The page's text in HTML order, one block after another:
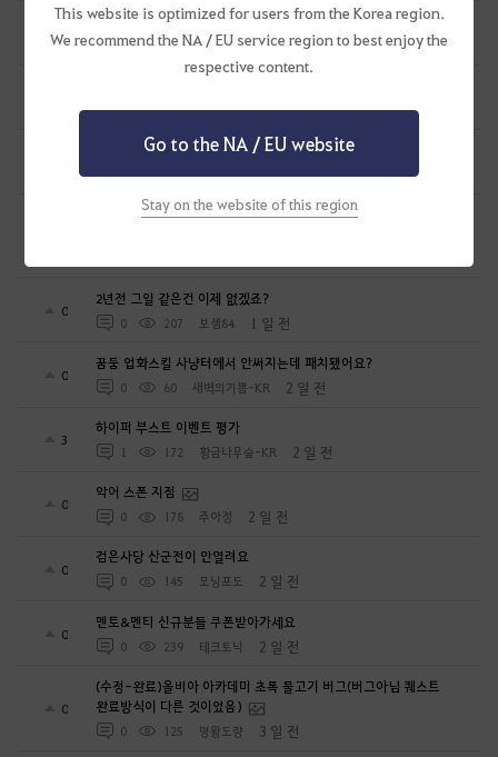
This website is optimized for users from the Korea region.
We recommend the NA / EU service region to best enjoy the
respective content.
Go to the NA / EU website
Stay on the website of this region
0
[항해일퀘]매일밤 10시10분 꿈속에서호로 같이가요
0 72 미리내ES 1 일 전
0 131 천지의재림무량진경 1 일 전
공333에서 스펙업 질문 있습니다
2 85 주황악어 1 일 전
복귀 유저 이며 지금 물물교환 어려움 있습니다..~_~.;;;일괄 넣는게
0
2년전 그일 같은건 이제 없겠죠?
0 207 보셈84 1 일 전
0
꿈둠 업화스킬 사냥터에서 안써지는데 패치됐어요?
0 60 새벽의기쁨-KR 2 일 전
3
하이퍼 부스트 이벤트 평가
1 172 황금나무숲-KR 2 일 전
0
악어 스폰 지점
0 178 주아정 2 일 전
0
검은사당 산군전이 안열려요
0 145 모닝포도 2 일 전
0
멘토&멘티 신규분들 쿠폰받아가세요
0 239 테크토닉 2 일 전
0
(수정-완료)올비아 아카데미 초록 물고기 버그(버그아님 퀘스트
완료방식이 다른 것이었음)
0 125 명왕도량 3 일 전